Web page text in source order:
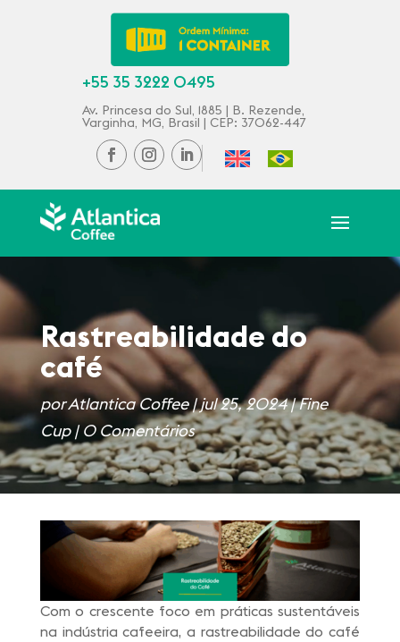
+55 35 3222 0495
Av. Princesa do Sul, 1885 | B. Rezende,
Varginha, MG, Brasil | CEP: 37062-447
Rastreabilidade do
café
porAtlantica Coffee|jul 25, 2024|Fine
Cup|0 Comentários
Com o crescente foco em práticas sustentáveis
na indústria cafeeira, a rastreabilidade do café